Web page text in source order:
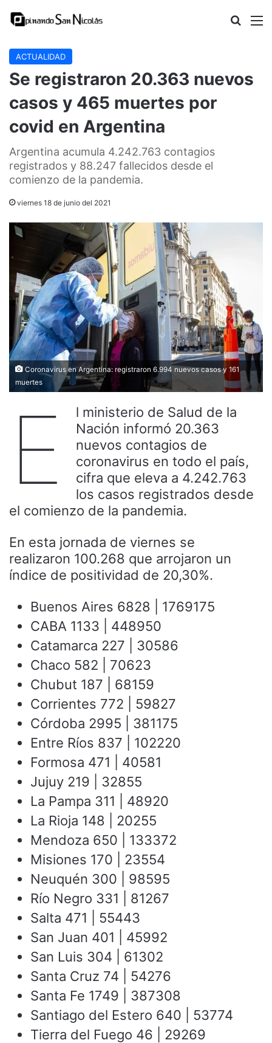
Buscar
ACTUALIDAD
Se registraron 20.363 nuevos
casos y 465 muertes por
covid en Argentina
Argentina acumula 4.242.763 contagios
registrados y 88.247 fallecidos desde el
comienzo de la pandemia.
viernes 18 de junio del 2021
Coronavirus en Argentina: registraron 6.994 nuevos casos y 161
muertes
E
l ministerio de Salud de la
Nación informó 20.363
nuevos contagios de
coronavirus en todo el país,
cifra que eleva a 4.242.763
los casos registrados desde
el comienzo de la pandemia.
En esta jornada de viernes se
realizaron 100.268 que arrojaron un
índice de positividad de 20,30%.
Buenos Aires 6828 | 1769175
CABA 1133 | 448950
Catamarca 227 | 30586
Chaco 582 | 70623
Chubut 187 | 68159
Corrientes 772 | 59827
Córdoba 2995 | 381175
Entre Ríos 837 | 102220
Formosa 471 | 40581
Jujuy 219 | 32855
La Pampa 311 | 48920
La Rioja 148 | 20255
Mendoza 650 | 133372
Misiones 170 | 23554
Neuquén 300 | 98595
Río Negro 331 | 81267
Salta 471 | 55443
San Juan 401 | 45992
San Luis 304 | 61302
Santa Cruz 74 | 54276
Santa Fe 1749 | 387308
Santiago del Estero 640 | 53774
Tierra del Fuego 46 | 29269